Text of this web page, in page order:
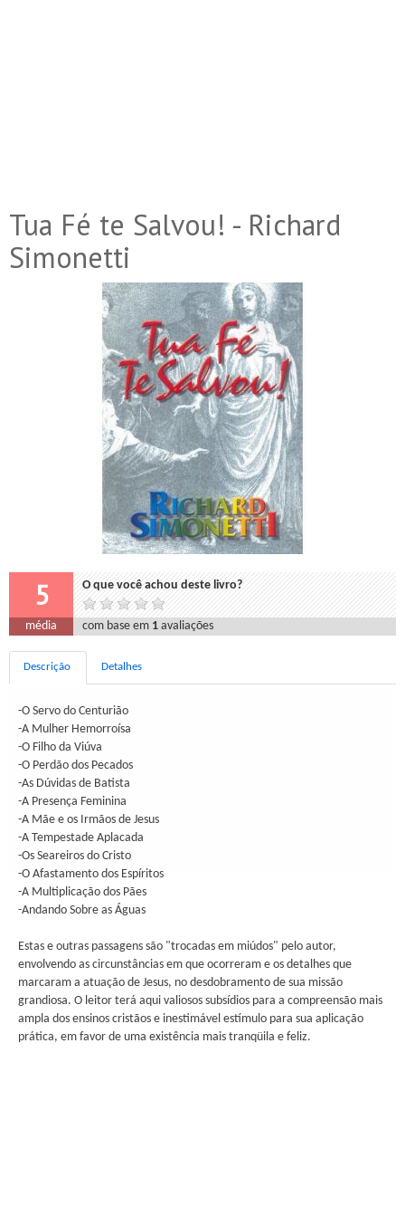
Tua Fé te Salvou! - Richard
Simonetti
5 O que você achou deste livro?
média com base em 1 avaliações
Descrição Detalhes
-O Servo do Centurião
-A Mulher Hemorroísa
-O Filho da Viúva
-O Perdão dos Pecados
-As Dúvidas de Batista
-A Presença Feminina
-A Mãe e os Irmãos de Jesus
-A Tempestade Aplacada
-Os Seareiros do Cristo
-O Afastamento dos Espíritos
-A Multiplicação dos Pães
-Andando Sobre as Águas
Estas e outras passagens são "trocadas em miúdos" pelo autor,
envolvendo as circunstâncias em que ocorreram e os detalhes que
marcaram a atuação de Jesus, no desdobramento de sua missão
grandiosa. O leitor terá aqui valiosos subsídios para a compreensão mais
ampla dos ensinos cristãos e inestimável estímulo para sua aplicação
prática, em favor de uma existência mais tranqüila e feliz.